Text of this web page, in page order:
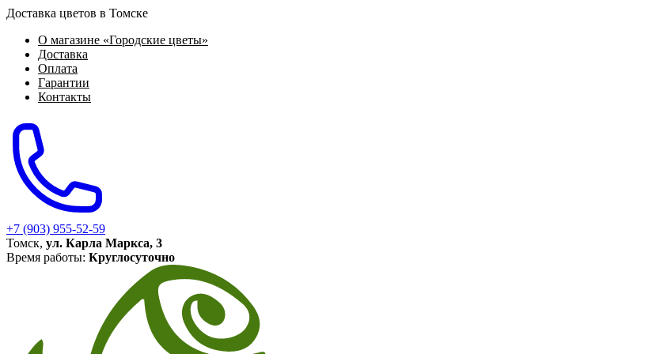
Доставка цветов в Томске
О магазине «Городские цветы»
Доставка
Оплата
Гарантии
Контакты
+7 (903) 955-52-59
Томск, ул. Карла Маркса, 3
Время работы: Круглосуточно